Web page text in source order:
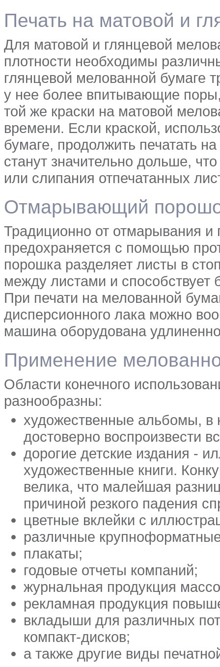
Печать на матовой и
Для матовой и глянцевой
плотности необходимы
глянцевой мелованной бумаге
у нее более впитывающие
той же краски на матовой
времени. Если краской,
бумаге, продолжить печатать
станут значительно дольше,
или слипания отпечатанных
Отмарывающий
Традиционно от отмарывания и
предохраняется с помощью
порошка разделяет листы в
между листами и
При печати на мелованной
дисперсионного лака можно
машина оборудована
Применение
Области конечного
разнообразны:
художественные альбомы, в
достоверно воспроизвести
дорогие детские издания -
художественные книги.
велика, что малейшая
причиной резкого падения
цветные вклейки с
различные
плакаты;
годовые отчеты компаний;
журнальная продукция
рекламная продукция
вкладыши для различных
компакт-дисков;
а также другие виды